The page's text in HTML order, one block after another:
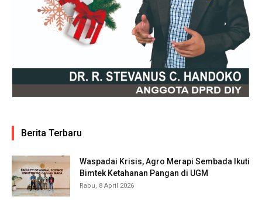
Berita Terbaru
Waspadai Krisis, Agro Merapi Sembada Ikuti
Bimtek Ketahanan Pangan di UGM
Rabu, 8 April 2026